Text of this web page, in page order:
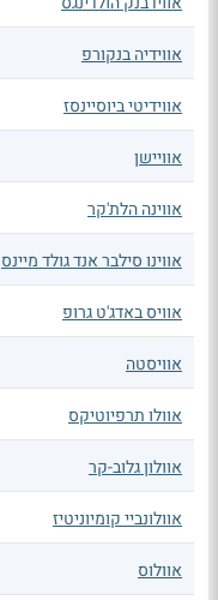
אווידיה בנקורפ
אווידיטי ביוסיינסז
אוויישן
אווינה הלת'קר
אווינו סילבר אנד גולד מיינס
אוויס באדג'ט גרופ
אוויסטה
אוולו תרפיוטיקס
אוולון גלוב-קר
אוולונביי קומיוניטיז
אוולוס